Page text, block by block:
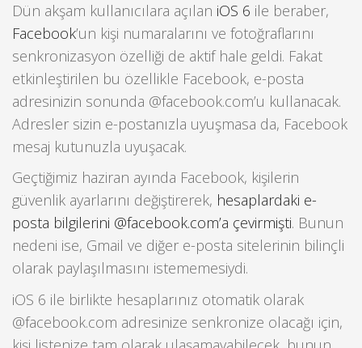
Dün akşam kullanıcılara açılan iOS 6 ile beraber,
Facebook’un kişi numaralarını ve fotoğraflarını
senkronizasyon özelliği de aktif hale geldi. Fakat
etkinleştirilen bu özellikle Facebook, e-posta
adresinizin sonunda @facebook.com’u kullanacak.
Adresler sizin e-postanızla uyuşmasa da, Facebook
mesaj kutunuzla uyuşacak.
Geçtiğimiz haziran ayında Facebook, kişilerin
güvenlik ayarlarını değiştirerek, hesaplardaki e-
posta bilgilerini @facebook.com’a çevirmişti. Bunun
nedeni ise, Gmail ve diğer e-posta sitelerinin bilinçli
olarak paylaşılmasını istememesiydi.
iOS 6 ile birlikte hesaplarınız otomatik olarak
@facebook.com adresinize senkronize olacağı için,